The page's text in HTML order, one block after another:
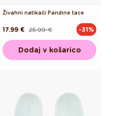
Živahni natikači Pandine tace
Redna
25.99 €
Akcijska
17.99 € -31%
Dodaj v košarico